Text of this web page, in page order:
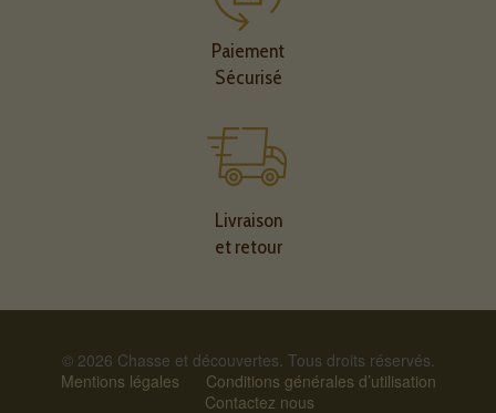
Paiement
Sécurisé
Livraison
et retour
© 2026 Chasse et découvertes. Tous droits réservés.
Mentions légales
Conditions générales d’utilisation
Contactez nous